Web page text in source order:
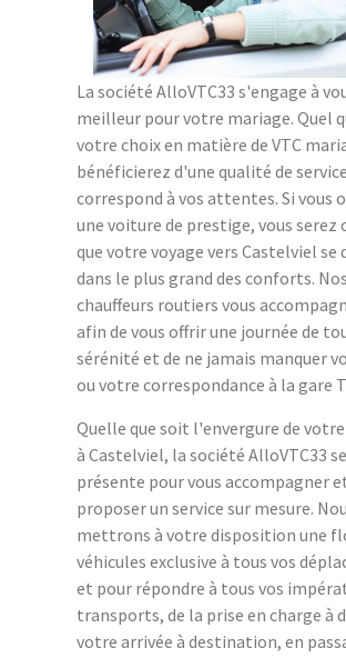
La société AlloVTC33 s'engage à
meilleur pour votre mariage. Quel
votre choix en matière de VTC
bénéficierez d'une qualité de
correspond à vos attentes. Si vous
une voiture de prestige, vous serez
que votre voyage vers Castelviel se
dans le plus grand des conforts. Nos
chauffeurs routiers vous
afin de vous offrir une journée de
sérénité et de ne jamais manquer
ou votre correspondance à la gare
Quelle que soit l'envergure de
à Castelviel, la société AlloVTC33
présente pour vous accompagner
proposer un service sur mesure.
mettrons à votre disposition une
véhicules exclusive à tous vos
et pour répondre à tous vos
transports, de la prise en charge à
votre arrivée à destination, en